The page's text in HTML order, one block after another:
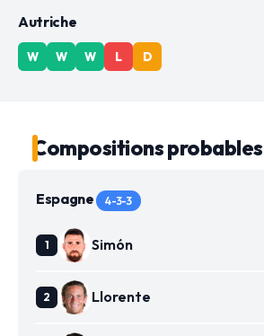
Autriche
W W W L D
Compositions probables
Espagne 4-3-3
Simón
Llorente